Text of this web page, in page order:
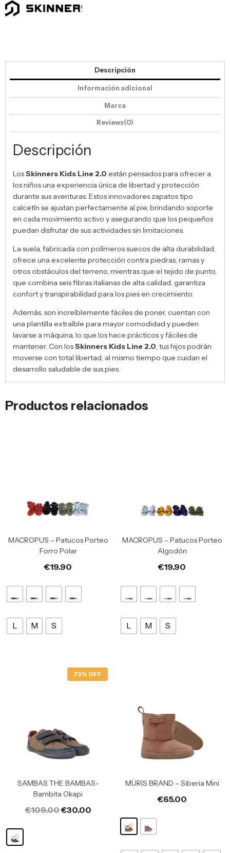
Descripción
Información adicional
Marca
Reviews(0)
Descripción
LosSkinners Kids Line 2.0 están pensados para ofrecer a
los niños una experiencia única de libertad y protección
durante sus aventuras. Estos innovadores zapatos tipo
calcetín se ajustan perfectamente al pie, brindando soporte
en cada movimiento activo y asegurando que los pequeños
puedan disfrutar de sus actividades sin limitaciones.
La suela, fabricada con polímeros suecos de alta durabilidad,
ofrece una excelente protección contra piedras, ramas y
otros obstáculos del terreno, mientras que el tejido de punto,
que combina seis fibras italianas de alta calidad, garantiza
confort y transpirabilidad para los pies en crecimiento.
Además, son increíblemente fáciles de poner, cuentan con
una plantilla extraíble para mayor comodidad y pueden
lavarse a máquina, lo que los hace prácticos y fáciles de
mantener. Con losSkinners Kids Line 2.0, tus hijos podrán
moverse con total libertad, al mismo tiempo que cuidan el
desarrollo saludable de sus pies.
Productos relacionados
MACROPUS – Patucos Porteo
Forro Polar
€19.90
L M S
MACROPUS – Patucos Porteo
Algodón
€19.90
L M S
72% OFF
SAMBAS THE BAMBAS-
Bambita Okapi
€109.00€30.00
MÜRIS BRAND – Siberia Mini
€65.00